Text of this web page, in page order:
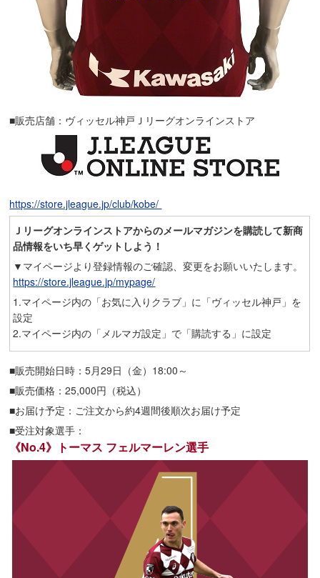
■販売店舗：ヴィッセル神戸Ｊリーグオンラインストア
https://store.jleague.jp/club/kobe/
Ｊリーグオンラインストアからのメールマガジンを購読して新商
品情報をいち早くゲットしよう！
▼マイページより登録情報のご確認、変更をお願いいたします。
https://store.jleague.jp/mypage/
1.マイページ内の「お気に入りクラブ」に「ヴィッセル神戸」を
設定
2.マイページ内の「メルマガ設定」で「購読する」に設定
■販売開始日時：5月29日（金）18:00～
■販売価格：25,000円（税込）
■お届け予定：ご注文から約4週間後順次お届け予定
■受注対象選手：
《No.4》トーマス フェルマーレン選手